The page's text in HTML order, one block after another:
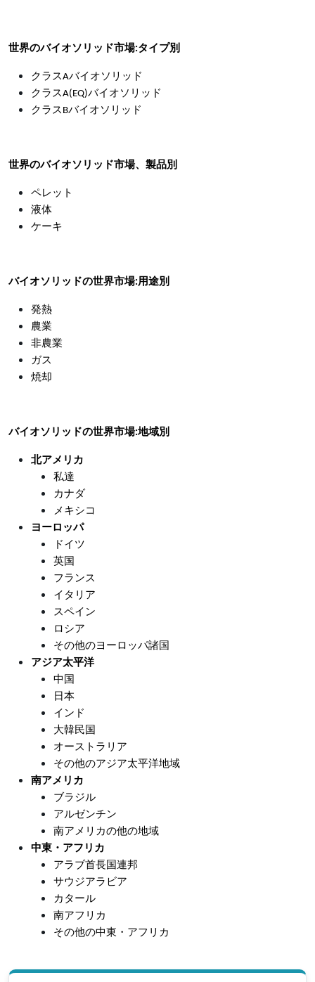
世界のバイオソリッド市場:タイプ別
クラスAバイオソリッド
クラスA(EQ)バイオソリッド
クラスBバイオソリッド
世界のバイオソリッド市場、製品別
ペレット
液体
ケーキ
バイオソリッドの世界市場:用途別
発熱
農業
非農業
ガス
焼却
バイオソリッドの世界市場:地域別
北アメリカ
私達
カナダ
メキシコ
ヨーロッパ
ドイツ
英国
フランス
イタリア
スペイン
ロシア
その他のヨーロッパ諸国
アジア太平洋
中国
日本
インド
大韓民国
オーストラリア
その他のアジア太平洋地域
南アメリカ
ブラジル
アルゼンチン
南アメリカの他の地域
中東・アフリカ
アラブ首長国連邦
サウジアラビア
カタール
南アフリカ
その他の中東・アフリカ